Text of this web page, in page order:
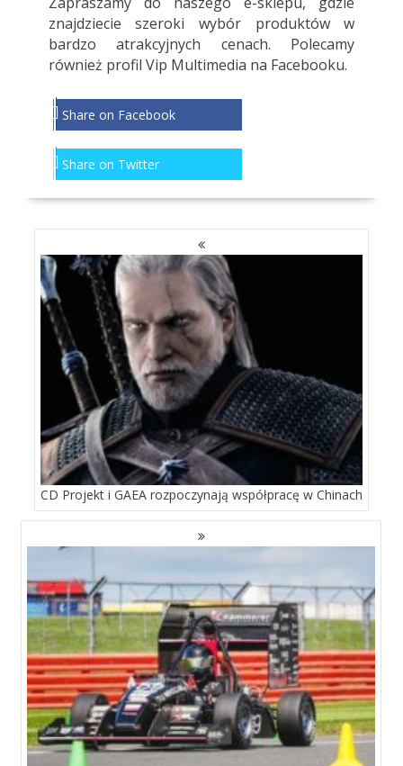
znajdziecie szeroki wybór produktów w
bardzo atrakcyjnych cenach. Polecamy
również profil Vip Multimedia na Facebooku.
Share on Facebook
Share on Twitter
NAWIGACJA
WPISACH
CD Projekt i GAEA rozpoczynają współpracę w Chinach